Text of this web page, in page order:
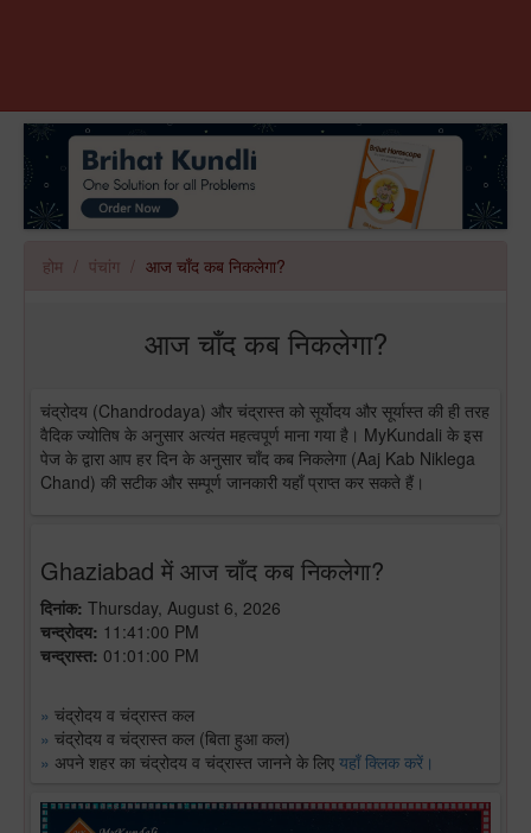
होम पंचांग आज चाँद कब निकलेगा?
आज चाँद कब निकलेगा?
चंद्रोदय (Chandrodaya) और चंद्रास्त को सूर्योदय और सूर्यास्त की ही तरह
वैदिक ज्योतिष के अनुसार अत्यंत महत्वपूर्ण माना गया है। MyKundali के इस
पेज के द्वारा आप हर दिन के अनुसार चाँद कब निकलेगा (Aaj Kab Niklega
Chand) की सटीक और सम्पूर्ण जानकारी यहाँ प्राप्त कर सकते हैं।
Ghaziabad में आज चाँद कब निकलेगा?
दिनांक: Thursday, August 6, 2026
चन्द्रोदय: 11:41:00 PM
चन्द्रास्त: 01:01:00 PM
» चंद्रोदय व चंद्रास्त कल
» चंद्रोदय व चंद्रास्त कल (बिता हुआ कल)
» अपने शहर का चंद्रोदय व चंद्रास्त जानने के लिए यहाँ क्लिक करें।